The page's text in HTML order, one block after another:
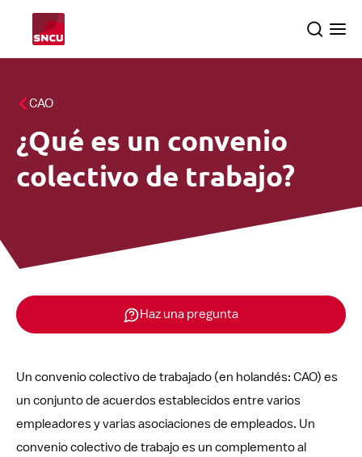
Vuelve
pagina
Search
Temas
Inspecciones
CAO
¿Qué es un convenio
colectivo de trabajo?
Haz una pregunta
Un convenio colectivo de trabajado (en holandés: CAO) es
un conjunto de acuerdos establecidos entre varios
empleadores y varias asociaciones de empleados. Un
convenio colectivo de trabajo es un complemento al